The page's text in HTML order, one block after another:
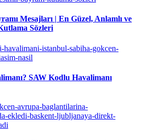
Mesajları | En Güzel, Anlamlı ve
Sözleri
SAW Kodlu Havalimanı